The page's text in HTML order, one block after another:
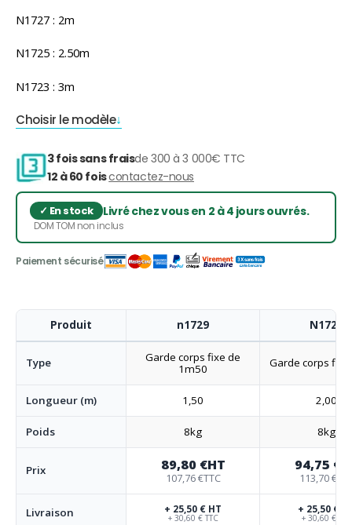
d’images
N1727 : 2m
N1725 : 2.50m
N1723 : 3m
Choisir le modèle
3 fois sans fraisde 300 à 3 000€ TTC
12 à 60 foiscontactez-nous
Livré chez vous en 2 à 4 jours ouvrés.
DOM TOM non inclus
Produit n1729 N1727
Type
Garde corps fixe de
1m50
Garde corps
Longueur (m) 1,50 2,00
Poids 8kg 8kg
Prix 89,80 €HT
107,76 €TTC
94,75 €
113,70 €
Livraison + 25,50 € HT
+ 30,60 € TTC
+ 25,50 €
+ 30,60 € TTC